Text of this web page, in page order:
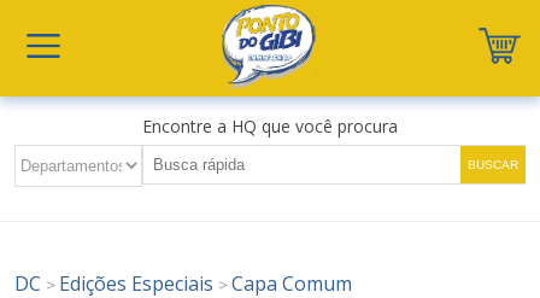
Encontre a HQ que você procura
DC > Edições Especiais >Capa Comum